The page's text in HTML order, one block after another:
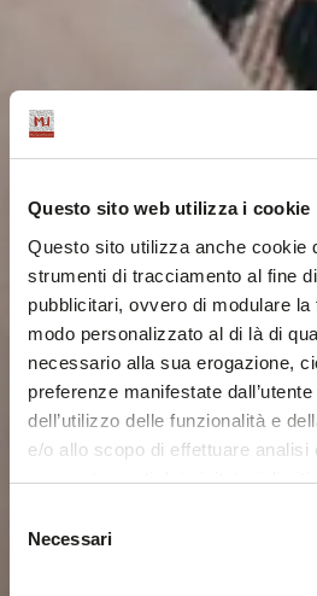
Questo sito web utilizza i cookie
Questo sito utilizza anche cookie
strumenti di tracciamento al fine
pubblicitari, ovvero di modulare
modo personalizzato al di là di
necessario alla sua erogazione,
preferenze manifestate
dell’utilizzo delle funzionalità e
e/o allo scopo di effettuare analisi
comportamenti dei visitatori di siti
nostro sito, con i nostri partner
dei dati web, pubblicità e social
delNecessari